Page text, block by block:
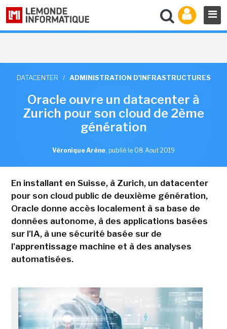
DATACENTER / ADMINISTRATION D'INFRASTRUCTURES
Oracle ouvre un datacenter à
Zurich pour son cloud de 2ème
génération
Véronique Arène, publié le 08 Aout 2019
En installant en Suisse, à Zurich, un datacenter
pour son cloud public de deuxième génération,
Oracle donne accès localement à sa base de
données autonome, à des applications basées
sur l'IA, à une sécurité basée sur de
l'apprentissage machine et à des analyses
automatisées.